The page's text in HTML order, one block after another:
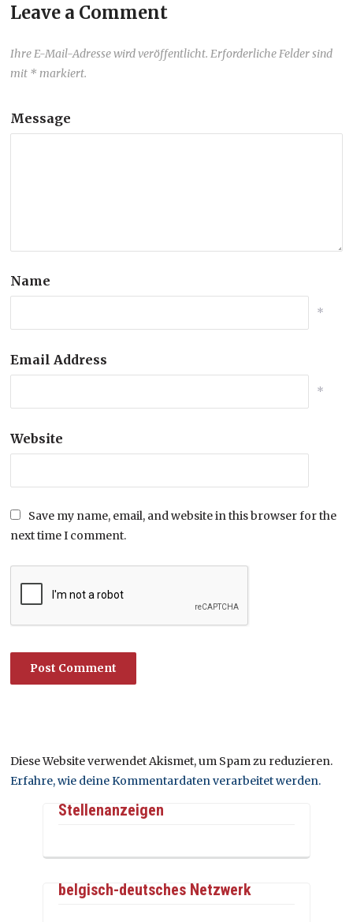
Leave a Comment
Ihre E-Mail-Adresse wird veröffentlicht. Erforderliche Felder sind
mit * markiert.
Message
Name
*
Email Address
*
Website
Save my name, email, and website in this browser for the
next time I comment.
Diese Website verwendet Akismet, um Spam zu reduzieren.
Erfahre, wie deine Kommentardaten verarbeitet werden.
Stellenanzeigen
belgisch-deutsches Netzwerk